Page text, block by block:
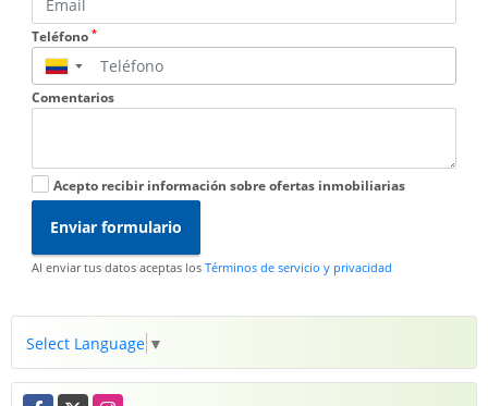
Teléfono *
▼
Comentarios
Acepto recibir información sobre ofertas inmobiliarias
Enviar formulario
Al enviar tus datos aceptas los Términos de servicio y privacidad
Select Language ▼